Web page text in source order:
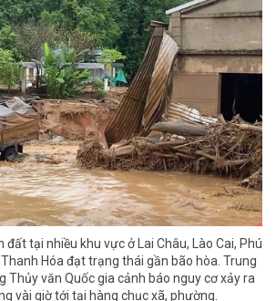
đất tại nhiều khu vực ở Lai Châu, Lào Cai, Phú
Hóa đạt trạng thái gần bão hòa. Trung
Thủy văn Quốc gia cảnh báo nguy cơ xảy ra
vài giờ tới tại hàng chục xã, phường.